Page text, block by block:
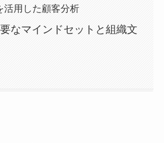
活用した顧客分析
なマインドセットと組織文